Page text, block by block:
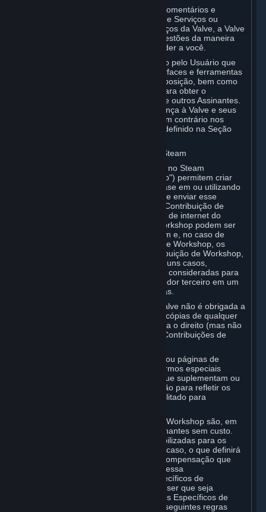
Caso você forneça à Valve quaisquer comentários e
sugestões sobre o Steam, o Conteúdo e Serviços ou
quaisquer produtos, hardware ou serviços da Valve, a Valve
poderá usar os comentários ou as sugestões da maneira
que preferir, sem obrigação de responder a você.
Você concorda que o Conteúdo Gerado pelo Usuário que
enviar para o Steam por meio das interfaces e ferramentas
oferecidas pela Valve tenha grande exposição, bem como
compartilhá-lo para a sua diversão e para obter o
reconhecimento que poderá receber de outros Assinantes.
Consequentemente, concede essa licença à Valve e seus
afiliados sem custo, salvo disposição em contrário nos
Termos Específicos da App, conforme definido na Seção
B. Conteúdo carregado no Workshop Steam
Alguns jogos ou aplicativos disponíveis no Steam
("Aplicativos Habilitados para Workshop") permitem criar
Conteúdo Gerado pelo Usuário com base em ou utilizando
o Aplicativo Habilitado para Workshop, e enviar esse
Conteúdo Gerado pelo Usuário (uma “Contribuição de
Workshop”) para uma ou mais páginas de internet do
Workshop Steam. Contribuições de Workshop podem ser
visualizadas pela comunidade do Steam e, no caso de
algumas categorias de Contribuições de Workshop, os
usuários podem interagir com a Contribuição de Workshop,
fazer seu download ou compra. Em alguns casos,
Contribuições de Workshop podem ser consideradas para
incorporação pela Valve ou desenvolvedor terceiro em um
jogo, ou em um Mercado de Assinaturas.
Você compreende e concorda que a Valve não é obrigada a
usar, distribuir ou continuar a distribuir cópias de qualquer
Contribuição de Workshop, e se reserva o direito (mas não
a obrigação) de restringir ou remover Contribuições de
Aplicativos Habilitados para Workshop ou páginas de
internet de Workshop podem conter termos especiais
(“Termos Específicos de Aplicativos”) que suplementam ou
alteram os termos definidos nesta Seção para refletir os
requisitos individuais do Aplicativo Habilitado para
Sob a Seção 6. A, as Contribuições do Workshop são, em
princípio, disponibilizadas para os Assinantes sem custo.
Excepcionalmente, podem ser disponibilizadas para os
Assinantes mediante uma taxa. Nesse caso, o que definirá
os lucros gerados, e, em particular, a compensação que
você poderá receber como resultado dessa
disponibilização, serão os Termos Específicos de
Aplicativos, e não este Contrato. A não ser que seja
especificado de outra forma nos Termos Específicos de
Aplicativos (se houver), aplicam-se as seguintes regras